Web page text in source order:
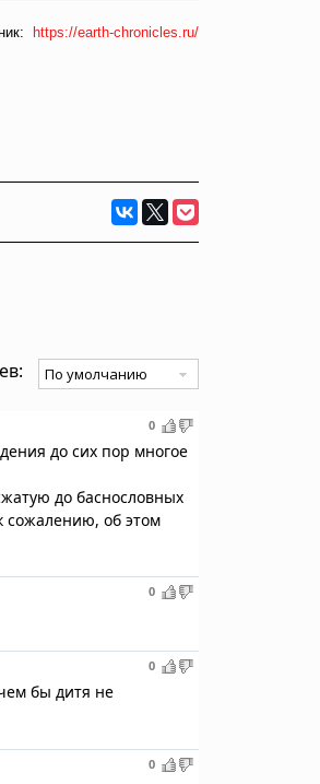
https://earth-chronicles.ru/
0
до сих пор многое
до баснословных
сожалению, об этом
0
0
бы дитя не
0